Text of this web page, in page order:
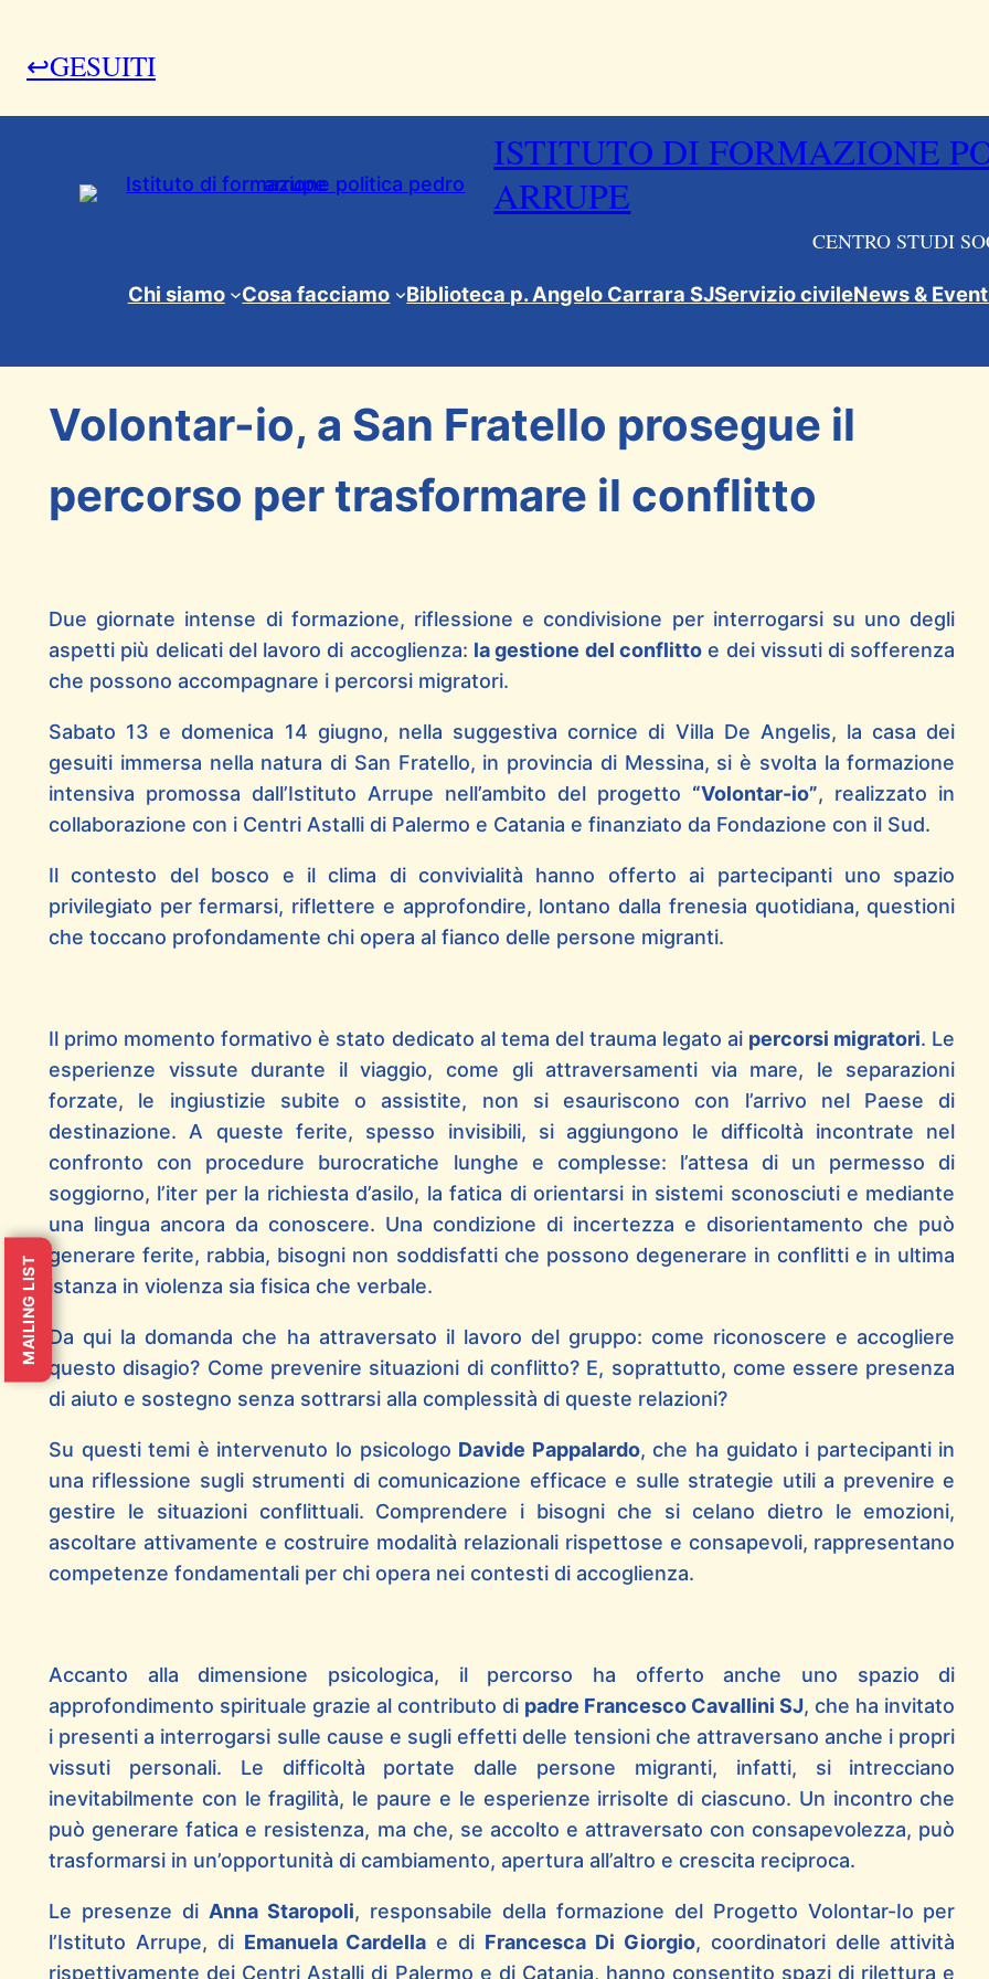
↩GESUITI
ISTITUTO DI FORMAZIONE
ARRUPE
CENTRO STUDI
Chi siamo Cosa facciamo Biblioteca p. Angelo Carrara SJServizio civileNews &
15 Giugno 2026
Volontar-io, a San Fratello prosegue il
percorso per trasformare il conflitto
Due giornate intense di formazione, riflessione e condivisione per interrogarsi su uno degli
aspetti più delicati del lavoro di accoglienza: la gestione del conflittoe dei vissuti di sofferenza
che possono accompagnare i percorsi migratori.
Sabato 13 e domenica 14 giugno, nella suggestiva cornice di Villa De Angelis, la casa dei
gesuiti immersa nella natura di San Fratello, in provincia di Messina, si è svolta la formazione
intensiva promossa dall’Istituto Arrupe nell’ambito del progetto “Volontar-io”, realizzato in
collaborazione con i Centri Astalli di Palermo e Catania e finanziato da Fondazione con il Sud.
Il contesto del bosco e il clima di convivialità hanno offerto ai partecipanti uno spazio
privilegiato per fermarsi, riflettere e approfondire, lontano dalla frenesia quotidiana, questioni
che toccano profondamente chi opera al fianco delle persone migranti.
Il primo momento formativo è stato dedicato al tema del trauma legato ai percorsi migratori. Le
esperienze vissute durante il viaggio, come gli attraversamenti via mare, le separazioni
forzate, le ingiustizie subite o assistite, non si esauriscono con l’arrivo nel Paese di
destinazione. A queste ferite, spesso invisibili, si aggiungono le difficoltà incontrate nel
confronto con procedure burocratiche lunghe e complesse: l’attesa di un permesso di
soggiorno, l’iter per la richiesta d’asilo, la fatica di orientarsi in sistemi sconosciuti e mediante
una lingua ancora da conoscere. Una condizione di incertezza e disorientamento che può
generare ferite, rabbia, bisogni non soddisfatti che possono degenerare in conflitti e in ultima
istanza in violenza sia fisica che verbale.
Da qui la domanda che ha attraversato il lavoro del gruppo: come riconoscere e accogliere
questo disagio? Come prevenire situazioni di conflitto? E, soprattutto, come essere presenza
di aiuto e sostegno senza sottrarsi alla complessità di queste relazioni?
Su questi temi è intervenuto lo psicologo Davide Pappalardo, che ha guidato i partecipanti in
una riflessione sugli strumenti di comunicazione efficace e sulle strategie utili a prevenire e
gestire le situazioni conflittuali. Comprendere i bisogni che si celano dietro le emozioni,
ascoltare attivamente e costruire modalità relazionali rispettose e consapevoli, rappresentano
competenze fondamentali per chi opera nei contesti di accoglienza.
Accanto alla dimensione psicologica, il percorso ha offerto anche uno spazio di
approfondimento spirituale grazie al contributo di padre Francesco Cavallini SJ, che ha invitato
i presenti a interrogarsi sulle cause e sugli effetti delle tensioni che attraversano anche i propri
vissuti personali. Le difficoltà portate dalle persone migranti, infatti, si intrecciano
inevitabilmente con le fragilità, le paure e le esperienze irrisolte di ciascuno. Un incontro che
può generare fatica e resistenza, ma che, se accolto e attraversato con consapevolezza, può
trasformarsi in un’opportunità di cambiamento, apertura all’altro e crescita reciproca.
Le presenze di Anna Staropoli, responsabile della formazione del Progetto Volontar-Io per
l’Istituto Arrupe, di Emanuela Cardella e di Francesca Di Giorgio, coordinatori delle attività
rispettivamente dei Centri Astalli di Palermo e di Catania, hanno consentito spazi di rilettura e
MAILING LIST